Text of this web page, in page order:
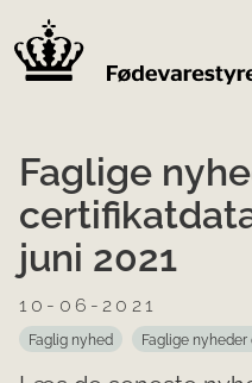
Faglige
juni 2021
10-06-2021
Faglig nyhed Faglige